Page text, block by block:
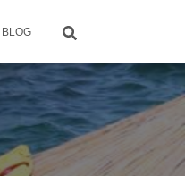
BLOG